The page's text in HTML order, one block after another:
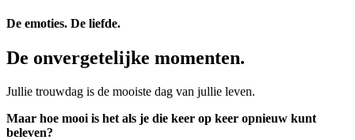
De emoties. De liefde.
De onvergetelijke momenten.
Jullie trouwdag is de mooiste dag van jullie leven.
Maar hoe mooi is het als je die keer op keer opnieuw kunt
beleven?